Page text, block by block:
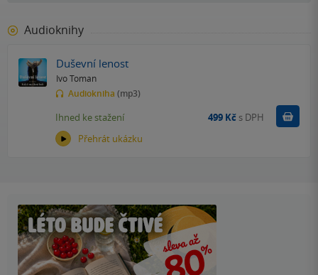
Audioknihy
Duševní lenost
Ivo Toman
Audiokniha (mp3)
Přehrát ukázku
Ihned ke stažení 499 Kč s DPH Koupit